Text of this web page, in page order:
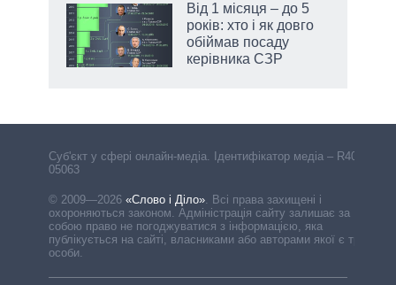
Від 1 місяця – до 5
років: хто і як довго
обіймав посаду
керівника СЗР
Cуб'єкт у сфері онлайн-медіа. Ідентифікатор медіа – R40-
05063
© 2009—2026 «Слово і Діло». Всі права захищені і
охороняються законом. Адміністрація сайту залишає за
собою право не погоджуватися з інформацією, яка
публікується на сайті, власниками або авторами якої є треті
особи.